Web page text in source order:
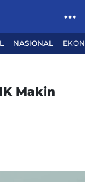
NASIONAL
Makin